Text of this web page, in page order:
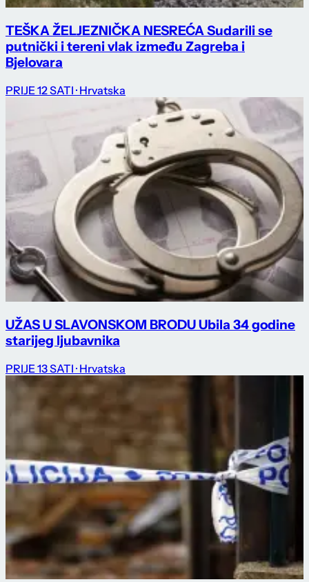
TEŠKA ŽELJEZNIČKA NESREĆA Sudarili se
putnički i tereni vlak između Zagreba i
Bjelovara
PRIJE 12 SATI · Hrvatska
UŽAS U SLAVONSKOM BRODU Ubila 34 godine
starijeg ljubavnika
PRIJE 13 SATI · Hrvatska